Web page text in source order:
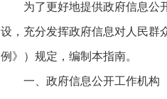
为了更好地提供政府信息公
设，充分发挥政府信息对人民群
例》）规定，编制本指南。
一、政府信息公开工作机构